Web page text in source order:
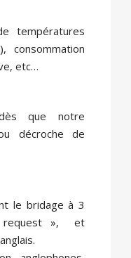
températures
consommation
etc…
que notre
décroche de
le bridage à 3
request », et